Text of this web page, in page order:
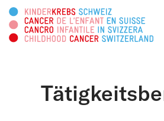
SPENDEN
Diese Webseite